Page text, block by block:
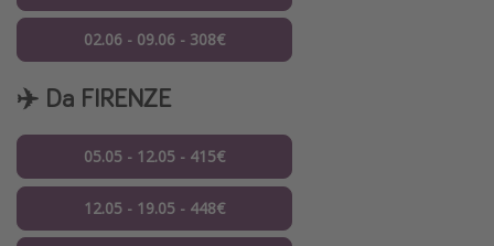
02.06 - 09.06 - 308€
✈️ Da FIRENZE
05.05 - 12.05 - 415€
12.05 - 19.05 - 448€